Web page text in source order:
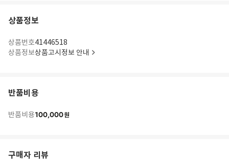
상품정보
상품번호41446518
상품정보상품고시정보 안내
반품비용
반품비용100,000원
구매자 리뷰